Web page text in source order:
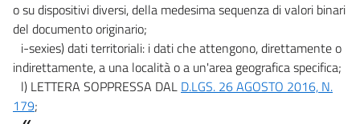
62 sexies
Sezione III
((Identità digitali, istanze e servizi on-line))
63
o su dispositivi diversi, della medesima sequenza di valori binari
del documento originario;
i-sexies) dati territoriali: i dati che attengono, direttamente o
indirettamente, a una località o a un'area geografica specifica;
l) LETTERA SOPPRESSA DAL D.LGS. 26 AGOSTO 2016, N.
179;